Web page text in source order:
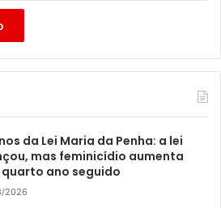
da Lei Maria da Penha: a lei
mas feminicídio aumenta
ano seguido
2026